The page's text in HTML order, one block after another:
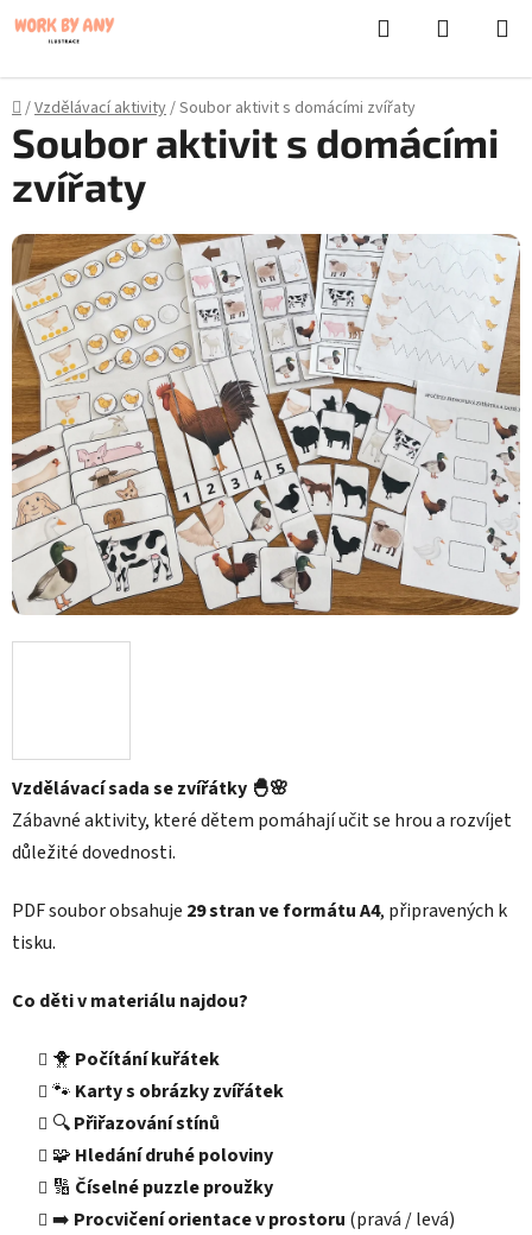
Přejít
Hledat
Domů
/Vzdělávací aktivity/Soubor aktivit s domácími zvířaty
Vzdělávací sada se zvířátky 🐣🌸
Zábavné aktivity, které dětem pomáhají učit se hrou a rozvíjet
důležité dovednosti.
PDF soubor obsahuje 29 stran ve formátu A4, připravených k
tisku.
Co děti v materiálu najdou?
🐥 Počítání kuřátek
🐾 Karty s obrázky zvířátek
🔍Přiřazování stínů
🧩 Hledání druhé poloviny
🔢 Číselné puzzle proužky
➡️ Procvičení orientace v prostoru (pravá / levá)
Soubor aktivit s domácími
zvířaty